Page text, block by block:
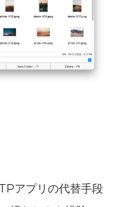
アプリの代替手段